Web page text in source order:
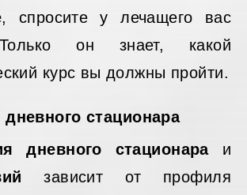
, спросите у лечащего вас
он знает, какой
курс вы должны пройти.
стационара
дневного стационараи
зависит от профиля